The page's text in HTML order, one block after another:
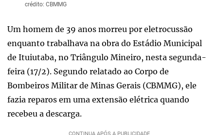
crédito: CBMMG
Um homem de 39 anos morreu por eletrocussão
enquanto trabalhava na obra do Estádio Municipal
de Ituiutaba, no Triângulo Mineiro, nesta segunda-
feira (17/2). Segundo relatado ao Corpo de
Bombeiros Militar de Minas Gerais (CBMMG), ele
fazia reparos em uma extensão elétrica quando
recebeu a descarga.